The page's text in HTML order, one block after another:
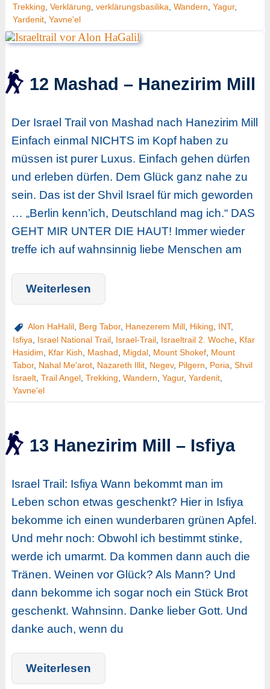
Trekking, Verklärung, verklärungsbasilika, Wandern, Yagur,
Yardenit, Yavne'el
12 Mashad – Hanezirim Mill
Der Israel Trail von Mashad nach Hanezirim Mill
Einfach einmal NICHTS im Kopf haben zu
müssen ist purer Luxus. Einfach gehen dürfen
und erleben dürfen. Dem Glück ganz nahe zu
sein. Das ist der Shvil Israel für mich geworden
… „Berlin kenn’ich, Deutschland mag ich.“ DAS
GEHT MIR UNTER DIE HAUT! Immer wieder
treffe ich auf wahnsinnig liebe Menschen am
Weiterlesen
Alon HaHalil, Berg Tabor, Hanezerem Mill, Hiking INT,
Isfiya, Israel National Trail, Israel-Trail, Israeltrail 2. Woche, Kfar
Hasidim, Kfar Kish, Mashad, Migdal, Mount Shokef, Mount
Tabor, Nahal Me'arot, Nazareth Illit, Negev, Pilgern, Poria, Shvil
Israelt, Trail Angel, Trekking, Wandern, Yagur, Yardenit,
Yavne'el
13 Hanezirim Mill – Isfiya
Israel Trail: Isfiya Wann bekommt man im
Leben schon etwas geschenkt? Hier in Isfiya
bekomme ich einen wunderbaren grünen Apfel.
Und mehr noch: Obwohl ich bestimmt stinke,
werde ich umarmt. Da kommen dann auch die
Tränen. Weinen vor Glück? Als Mann? Und
dann bekomme ich sogar noch ein Stück Brot
geschenkt. Wahnsinn. Danke lieber Gott. Und
danke auch, wenn du
Weiterlesen